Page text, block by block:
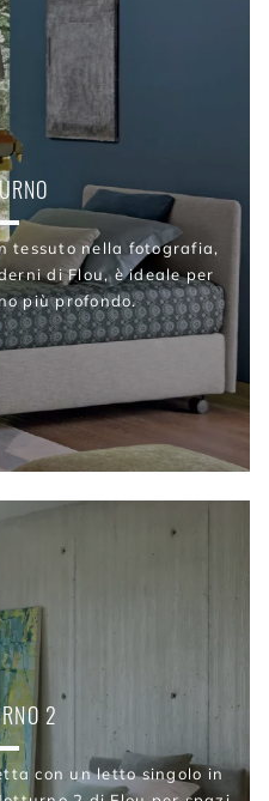
tessuto nella fotografia,
di Flou, è ideale per
più profondo.
2
con un letto singolo in